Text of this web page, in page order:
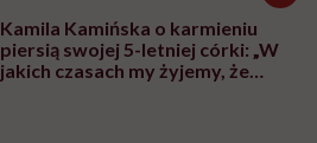
Kamila Kamińska o karmieniu
piersią swojej 5-letniej córki: „W
jakich czasach my żyjemy, że